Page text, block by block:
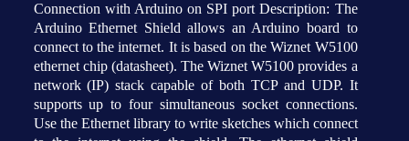
Connection with Arduino on SPI port Description: The
Arduino Ethernet Shield allows an Arduino board to
connect to the internet. It is based on the Wiznet W5100
ethernet chip (datasheet). The Wiznet W5100 provides a
network (IP) stack capable of both TCP and UDP. It
supports up to four simultaneous socket connections.
Use the Ethernet library to write sketches which connect